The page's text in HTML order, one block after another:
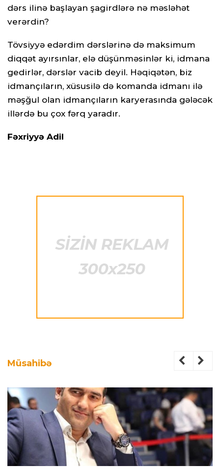
dərs ilinə başlayan şagirdlərə nə məsləhət
verərdin?
Tövsiyyə edərdim dərslərinə də maksimum
diqqət ayırsınlar, elə düşünməsinlər ki, idmana
gedirlər, dərslər vacib deyil. Həqiqətən, biz
idmançıların, xüsusilə də komanda idmanı ilə
məşğul olan idmançıların karyerasında gələcək
illərdə bu çox fərq yaradır.
Fəxriyyə Adil
Müsahibə